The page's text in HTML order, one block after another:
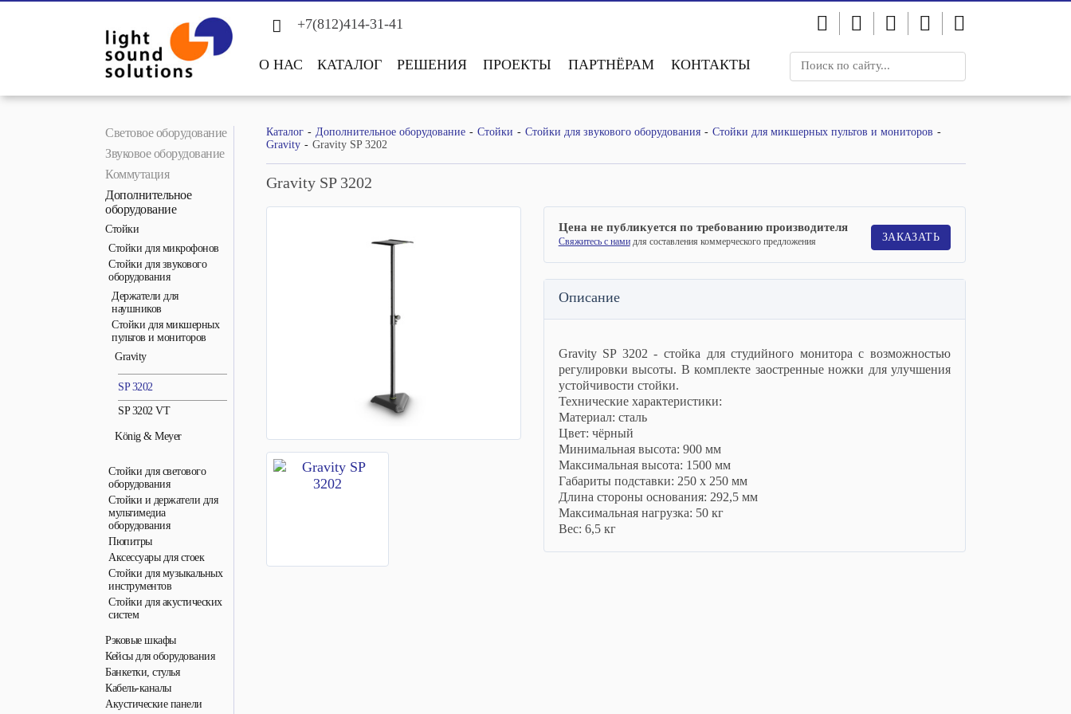
+7(812)414-31-41
О НАС КАТАЛОГ РЕШЕНИЯ ПРОЕКТЫ ПАРТНЁРАМ КОНТАКТЫ
Световое оборудование
Звуковое оборудование
Коммутация
Дополнительное
оборудование
Стойки
Стойки для микрофонов
Стойки для звукового
оборудования
Держатели для
наушников
Стойки для микшерных
пультов и мониторов
Gravity
SP 3202
SP 3202 VT
König & Meyer
Стойки для светового
оборудования
Стойки и держатели для
мультимедиа
оборудования
Пюпитры
Аксессуары для стоек
Стойки для музыкальных
инструментов
Стойки для акустических
систем
Рэковые шкафы
Кейсы для оборудования
Банкетки, стулья
Кабель-каналы
Акустические панели
Каталог Дополнительное оборудование Стойки Стойки для звукового оборудования
Стойки для микшерных пультов и мониторов
Gravity
Gravity SP 3202
Gravity SP 3202
Цена не публикуется по требованию производителя
Свяжитесь с намидля составления коммерческого предложения ЗАКАЗАТЬ
Описание
Gravity SP 3202 - стойка для студийного монитора с возможностью
регулировки высоты. В комплекте заостренные ножки для улучшения
устойчивости стойки.
Технические характеристики:
Материал: сталь
Цвет: чёрный
Минимальная высота: 900 мм
Максимальная высота: 1500 мм
Габариты подставки: 250 х 250 мм
Длина стороны основания: 292,5 мм
Максимальная нагрузка: 50 кг
Вес: 6,5 кг